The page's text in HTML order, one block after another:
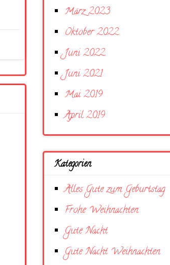
März 2023
Oktober 2022
Juni 2022
Juni 2021
Mai 2019
April 2019
Kategorien
Alles Gute zum Geburtstag
Frohe Weihnachten
Gute Nacht
Gute Nacht Weihnachten